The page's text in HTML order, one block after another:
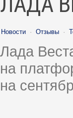
Новости · Отзывы ·
Лада
на
на